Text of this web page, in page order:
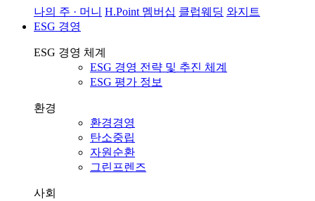
나의 주 · 머니 H.Point 멤버십 클럽웨딩 와지트
ESG 경영
ESG 경영 체계
ESG 경영 전략 및 추진 체계
ESG 평가 정보
환경
환경경영
탄소중립
자원순환
그린프렌즈
사회